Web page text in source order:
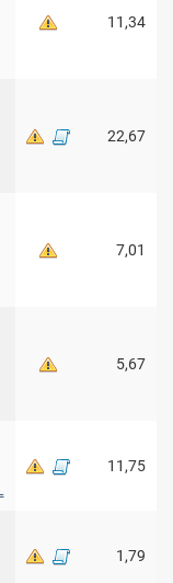
11,34
22,67
7,01
5,67
11,75
1,79